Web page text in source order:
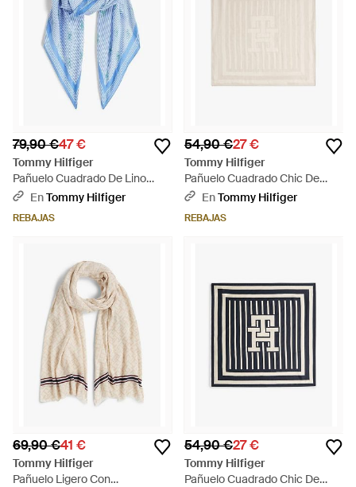
79,90 €47 €
Tommy Hilfiger
Pañuelo Cuadrado De Lino
Puro Con Logo - Azul
EnTommy Hilfiger
REBAJAS
54,90 €27 €
Tommy Hilfiger
Pañuelo Cuadrado Chic De
Sarga De Seda - Neutro
EnTommy Hilfiger
REBAJAS
69,90 €41 €
Tommy Hilfiger
Pañuelo Ligero Con
54,90 €27 €
Tommy Hilfiger
Pañuelo Cuadrado Chic De